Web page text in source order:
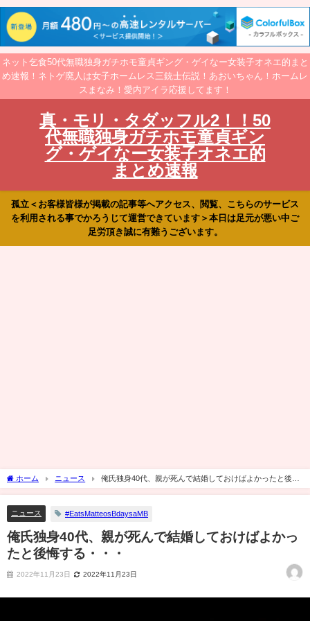
ネット乞食50代無職独身ガチホモ童貞ギング・ゲイなー女装子オネエ的まと
め速報！ネトゲ廃人は女子ホームレス三銃士伝説！あおいちゃん！ホームレ
スまなみ！愛内アイラ応援してます！
真・モリ・タダッフル2！！50
代無職独身ガチホモ童貞ギン
グ・ゲイなー女装子オネエ的
まとめ速報
孤立＜お客様皆様が掲載の記事等へアクセス、閲覧、こちらのサービス
を利用される事でかろうじて運営できています＞本日は足元が悪い中ご
足労頂き誠に有難うございます。
ホーム ニュース
俺氏独身40代、親が死んで結婚しておけばよかったと後悔
する・・・
ニュース #EatsMatteosBdaysaMB
俺氏独身40代、親が死んで結婚しておけばよかっ
たと後悔する・・・
2022年11月23日 2022年11月23日